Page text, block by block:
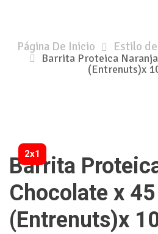
Página De Inicio Estilo
Barrita Proteica
(Entrenuts)x
2x1
Barrita
Chocolate x
(Entrenuts)x